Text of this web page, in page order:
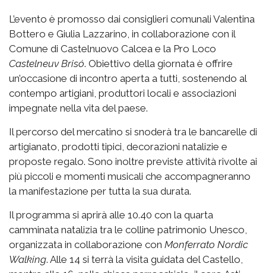
L’evento è promosso dai consiglieri comunali Valentina
Bottero e Giulia Lazzarino, in collaborazione con il
Comune di Castelnuovo Calcea e la Pro Loco
Castelneuv Brisó. Obiettivo della giornata è offrire
un’occasione di incontro aperta a tutti, sostenendo al
contempo artigiani, produttori locali e associazioni
impegnate nella vita del paese.
Il percorso del mercatino si snoderà tra le bancarelle di
artigianato, prodotti tipici, decorazioni natalizie e
proposte regalo. Sono inoltre previste attività rivolte ai
più piccoli e momenti musicali che accompagneranno
la manifestazione per tutta la sua durata.
Il programma si aprirà alle 10.40 con la quarta
camminata natalizia tra le colline patrimonio Unesco,
organizzata in collaborazione con Monferrato Nordic
Walking. Alle 14 si terrà la visita guidata del Castello,